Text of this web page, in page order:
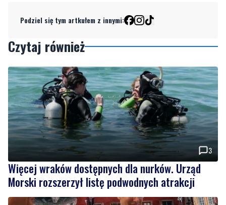
Podziel się tym artkułem z innymi:
Czytaj również
3
Więcej wraków dostępnych dla nurków. Urząd
Morski rozszerzył listę podwodnych atrakcji